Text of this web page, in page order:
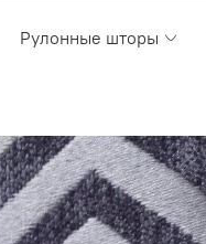
Рулонные шторы